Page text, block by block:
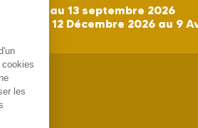
28 juin au 13 septembre 2026
: du 12 Décembre 2026 au 9
les